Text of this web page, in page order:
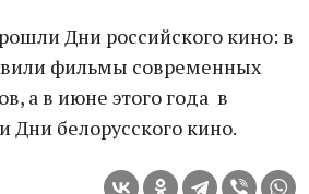
Дни российского кино: в
фильмы современных
а в июне этого года в
Дни белорусского кино.